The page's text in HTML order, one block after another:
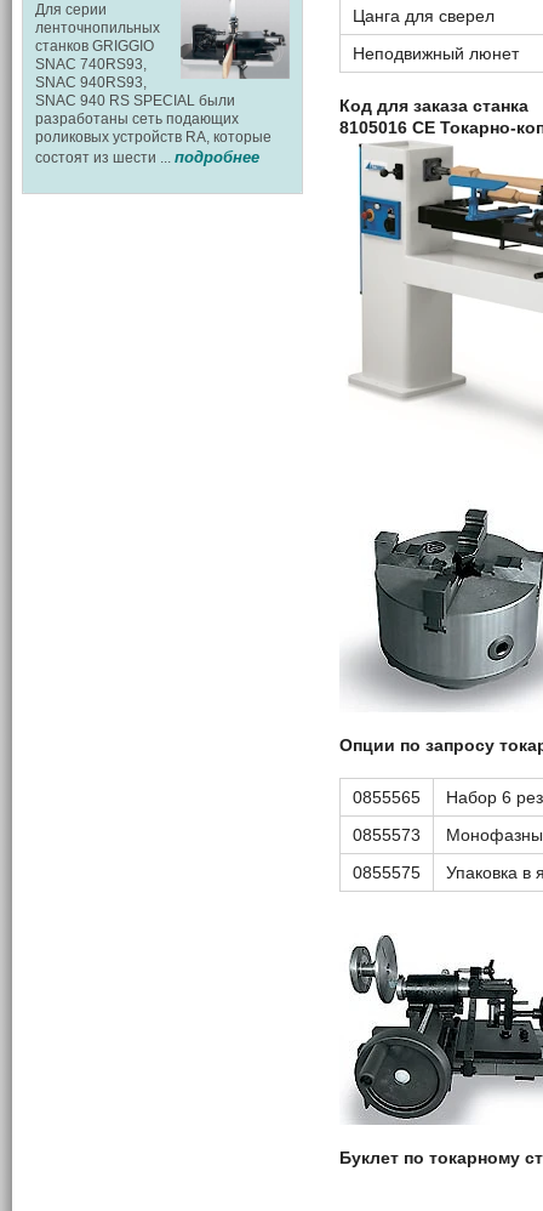
Для серии
ленточнопильных
станков GRIGGIO
SNAC 740RS93,
SNAC 940RS93,
SNAC 940 RS SPECIAL были
разработаны сеть подающих
роликовых устройств RA, которые
состоят из шести ... подробнее
Цанга для сверел
Неподвижный люнет
Код для заказа станка
8105016 CE Токарно-
Опции по запросу
0855565
Набор 6
0855573
0855575
Упаковка в
Буклет по токарному